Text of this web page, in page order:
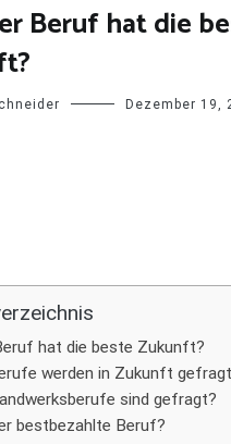
Beruf hat die
Dezember 19,
hat die beste Zukunft?
werden in Zukunft
sind gefragt?
bestbezahlte Beruf?